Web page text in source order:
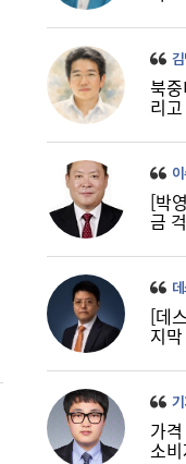
16:26
미·중에 로
벌 로봇 파운
16:21
코스피, 반
스닥은 800
북
리
[박
금
[데
지
가
소비